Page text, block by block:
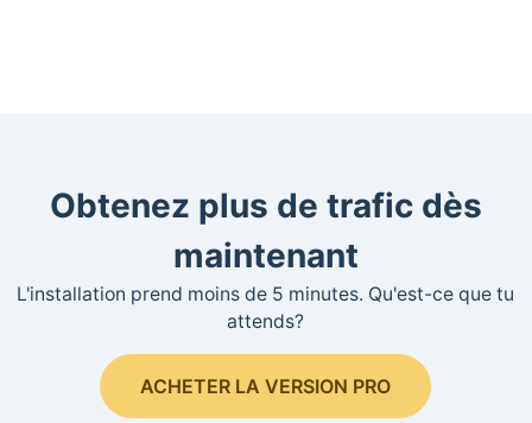
Obtenez plus de trafic dès
maintenant
L'installation prend moins de 5 minutes. Qu'est-ce que tu
attends?
ACHETER LA VERSION PRO